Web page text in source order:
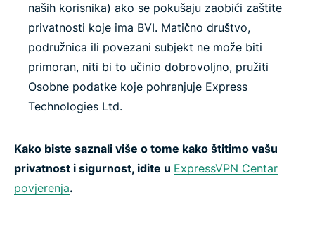
naših korisnika) ako se pokušaju zaobići zaštite
privatnosti koje ima BVI. Matično društvo,
podružnica ili povezani subjekt ne može biti
primoran, niti bi to učinio dobrovoljno, pružiti
Osobne podatke koje pohranjuje Express
Technologies Ltd.
Kako biste saznali više o tome kako štitimo vašu
privatnost i sigurnost, idite u ExpressVPN Centar
povjerenja.